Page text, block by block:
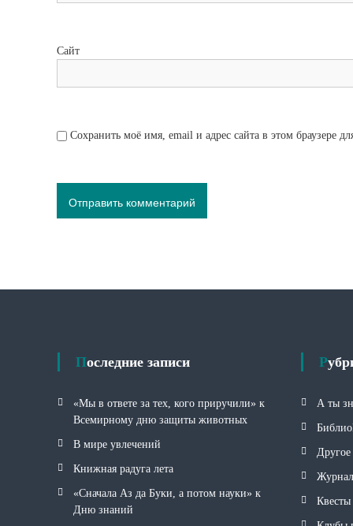
Сайт
Сохранить моё имя, email и адрес сайта в этом браузере
Последние записи
«Мы в ответе за тех, кого приручили» к
Всемирному дню защиты животных
В мире увлечений
Книжная радуга лета
«Сначала Аз да Буки, а потом науки» к
Дню знаний
А ты
Другое
Квесты